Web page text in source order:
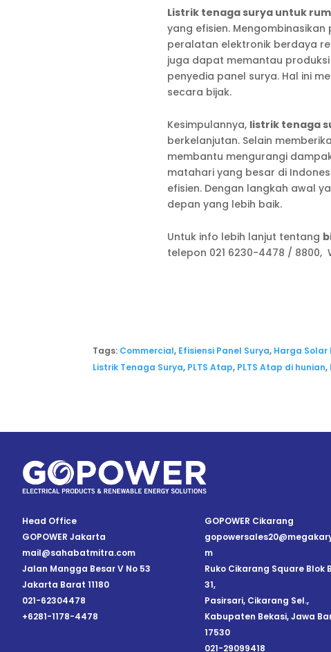
Listrik tenaga surya untuk
yang efisien.
peralatan elektronik berdaya
juga dapat memantau
penyedia panel surya. Hal ini
secara bijak.
Kesimpulannya, listrik tenaga
berkelanjutan. Selain
membantu mengurangi
matahari yang besar di
efisien. Dengan langkah awal
depan yang lebih baik.
Untuk info lebih lanjut tentang
telepon 021 6230-4478 / 8800,
Tags: Commercial, Efisiensi Panel Surya, Harga Solar
Listrik Tenaga Surya, PLTS Atap, PLTS Atap di hunian,
Head Office
GOPOWER Jakarta
mail@sahabatmitra.com
Jalan Mangga Besar V No 53
Jakarta Barat 11180
021-62304478
+6281-1178-4478
GOPOWER Cikarang
m
Ruko Cikarang Square Blok
31,
Pasirsari, Cikarang Sel.,
Kabupaten Bekasi, Jawa
17530
021-29099418